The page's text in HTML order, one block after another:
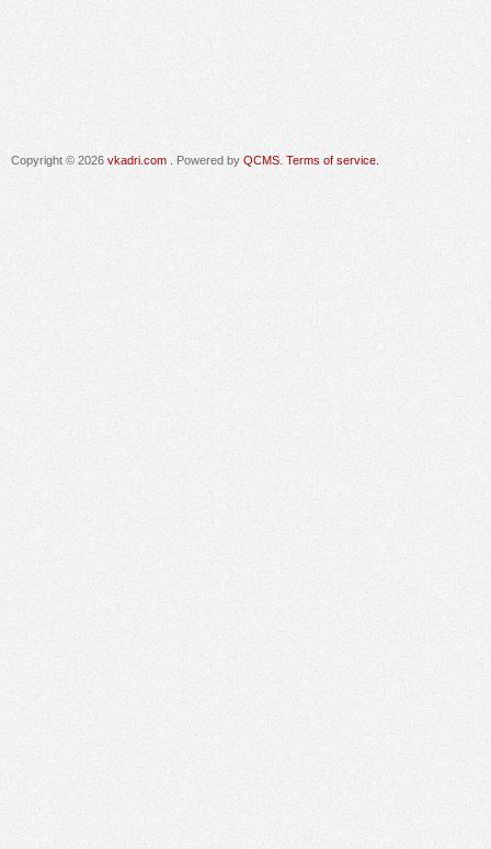
Copyright © 2026 vkadri.com . Powered by QCMS Terms of service.